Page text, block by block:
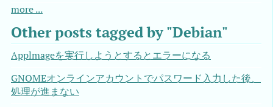
more ...
Other posts tagged by "Debian"
Applmageを実行しようとするとエラーになる
GNOMEオンラインアカウントでパスワード入力した後、
処理が進まない